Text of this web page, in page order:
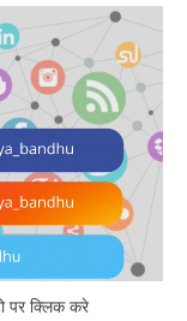
पर क्लिक करे